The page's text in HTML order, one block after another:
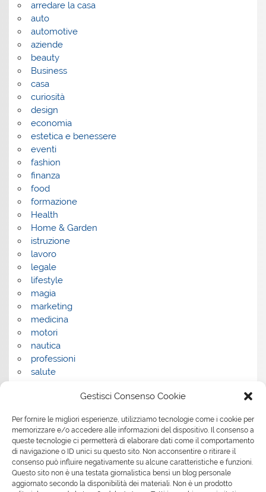
Gestisci Consenso Cookie
Per fornire le migliori esperienze, utilizziamo tecnologie come i cookie per
memorizzare e/o accedere alle informazioni del dispositivo. Il consenso a
queste tecnologie ci permetterà di elaborare dati come il comportamento
di navigazione o ID unici su questo sito. Non acconsentire o ritirare il
consenso può influire negativamente su alcune caratteristiche e funzioni.
Questo sito non è una testata giornalistica bensì un blog personale
aggiornato secondo la disponibilità dei materiali. Non è un prodotto
arredare la casa
auto
automotive
aziende
beauty
Business
casa
curiosità
design
economia
estetica e benessere
eventi
fashion
finanza
food
formazione
Health
Home & Garden
istruzione
lavoro
legale
lifestyle
magia
marketing
medicina
motori
nautica
professioni
salute
servizi per le aziende
shopping
sport
Tech
tecnologia
travel